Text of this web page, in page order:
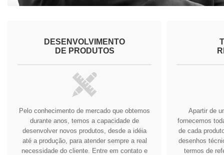
DESENVOLVIMENTO
DE PRODUTOS
Pelo conhecimento de mercado que obtemos
durante anos, temos a capacidade de
desenvolver novos produtos, desde a idéia
até a produção, para atender sempre a real
necessidade do cliente. Entre em contato e
Apartir de
fornecemos
de cada
desenhos
termos de